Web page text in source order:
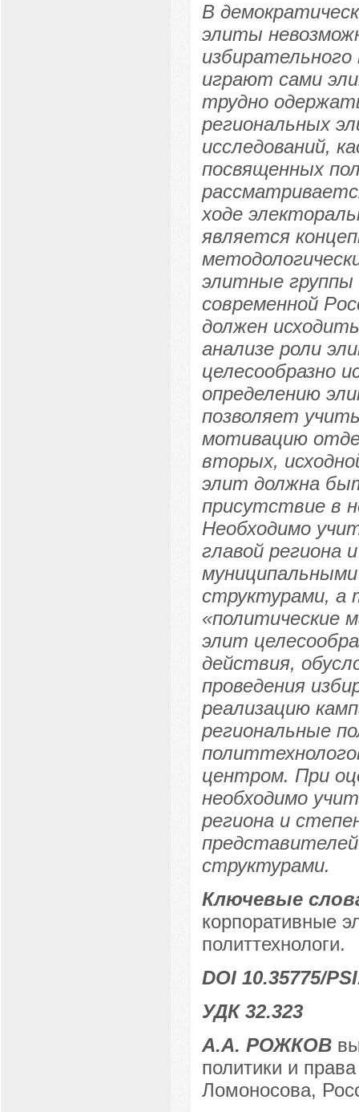
В
элиты
играют сами
трудно
региональных
исследований,
посвященных
ходе
является
элитные группы
современной
должен
анализе роли
целесообразно
определению
позволяет
мотивацию
вторых,
элит должна
присутствие в
Необходимо
главой региона
структурами, а
«политические
элит
действия,
проведения
реализацию
региональные
центром. При
необходимо
региона и
структурами.
Ключевые
корпоративные
политтехнологи.
DOI 10.35775/
УДК 32.323
А.А. РОЖКОВ
политики и
Ломоносова,